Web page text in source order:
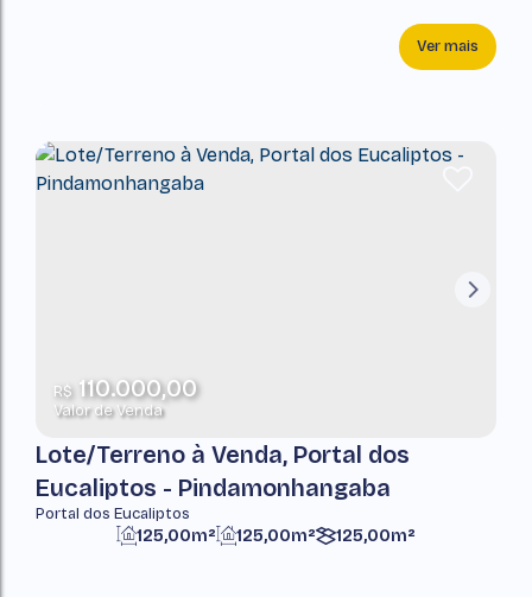
Ver mais
R$110.000,00
Valor de Venda
Lote/Terreno à Venda, Portal dos
Eucaliptos - Pindamonhangaba
Portal dos Eucaliptos
125,00m² 125,00m² 125,00m²